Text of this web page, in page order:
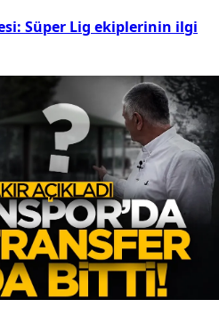
Süper Lig ekiplerinin ilgi